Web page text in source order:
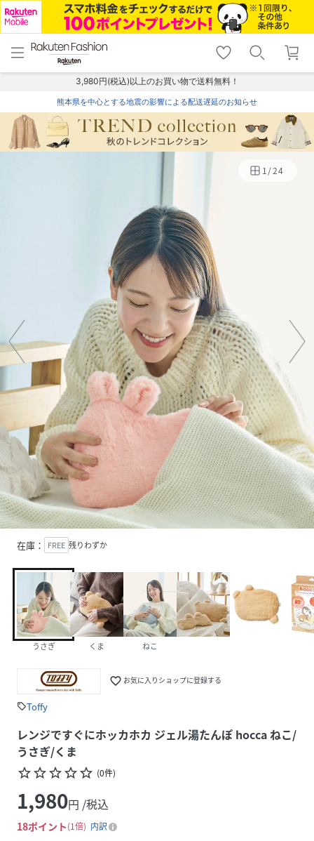
menu home
トップ
shopping_cart lock_outline
ログイン
3,980円(税込)以上のお買い物で送料無料！
熊本県を中心とする地震の影響による配送遅延のお知らせ
1/24
在庫： FREE 残りわずか
うさぎ くま ねこ
favorite_border お気に入りショップに登録する
sellToffy
レンジですぐにホッカホカ ジェル湯たんぽ hocca ねこ/
うさぎ/くま
star_borderstar_borderstar_borderstar_borderstar_border (0件)
1,980円 /税込
18ポイント 1倍
内訳